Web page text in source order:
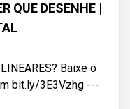
QUE DESENHE |
Baixe o
bit.ly/3E3Vzhg ---